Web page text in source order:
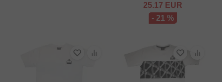
25.17 EUR
- 21 %